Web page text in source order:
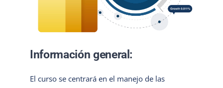
Información general:
El curso se centrará en el manejo de las